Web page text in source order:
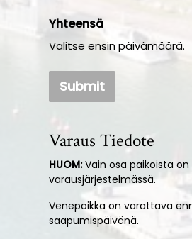
Yhteensä
Valitse ensin päivämäärä.
Submit
Varaus Tiedote
HUOM:Vain osa paikoista on
varausjärjestelmässä.
Venepaikka on varattava
saapumispäivänä.